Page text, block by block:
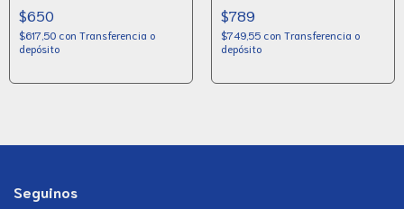
$650
$617,50 con Transferencia o
depósito
$789
$749,55 con Transferencia o
depósito
Seguinos